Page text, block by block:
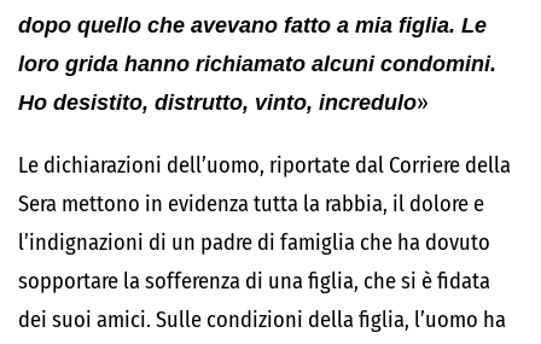
dopo quello che avevano fatto a mia figlia. Le
loro grida hanno richiamato alcuni condomini.
Ho desistito, distrutto, vinto, incredulo»
Le dichiarazioni dell’uomo, riportate dal Corriere della
Sera mettono in evidenza tutta la rabbia, il dolore e
l’indignazioni di un padre di famiglia che ha dovuto
sopportare la sofferenza di una figlia, che si è fidata
dei suoi amici. Sulle condizioni della figlia, l’uomo ha